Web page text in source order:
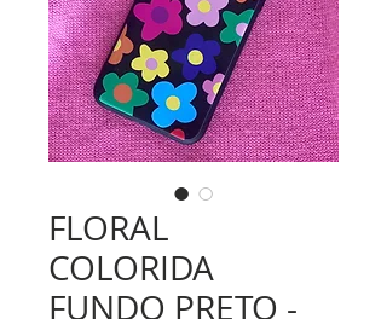
FLORAL
COLORIDA
FUNDO PRETO -